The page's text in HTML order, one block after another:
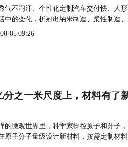
气不闷汗、个性化定制汽车交付快、人
中的变化，折射出纳米制造、柔性制造、
05 09:26
分之一米尺度上，材料有了
的微观世界里，科学家操控原子和分子
原子分子量级设计新材料，按需定制材